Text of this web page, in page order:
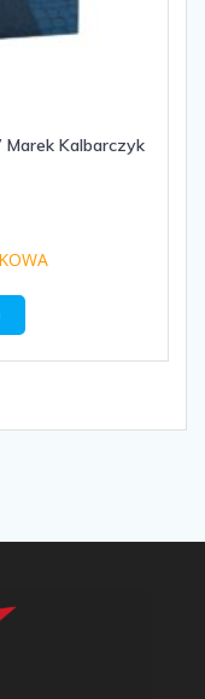
Marek Kalbarczyk